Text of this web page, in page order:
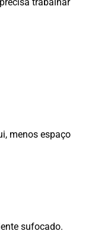
menos espaço
sufocado.